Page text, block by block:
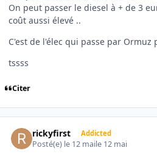
On peut passer le diesel à + de 3
coût aussi élevé ..
C'est de l'élec qui passe par Ormuz
tssss
Citer
rickyfirst Addicted
Posté(e) le 12 maile 12 mai